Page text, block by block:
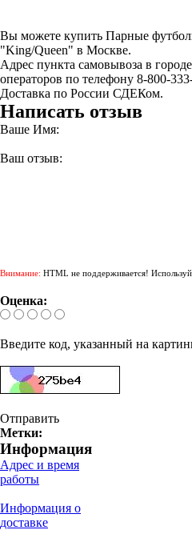
Вы можете купить Парные
"King/Queen" в Москве.
Адрес пункта самовывоза в
операторов по телефону 8-800-
Доставка по России СДЕКом.
Написать отзыв
Ваше Имя:
Ваш отзыв:
Внимание: HTML не поддерживается!
Оценка:
Введите код, указанный на
Отправить
Метки:
Информация
Адрес и время
работы
Информация о
доставке